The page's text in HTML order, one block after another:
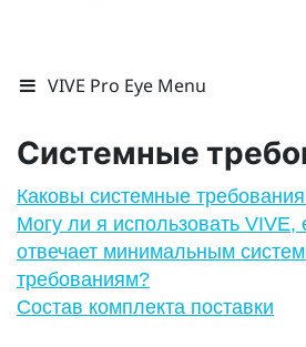
VIVE Pro Eye Menu
Системные
Каковы системные
Могу ли я использовать
отвечает минимальным
требованиям?
Состав комплекта поставки